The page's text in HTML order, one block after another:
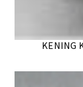
KENING